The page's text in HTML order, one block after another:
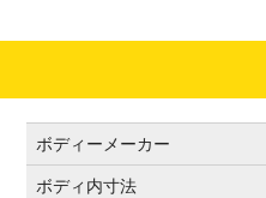
ボディーメーカー
ボディ内寸法